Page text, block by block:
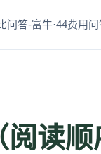
问答-富牛·44费用问
读顺